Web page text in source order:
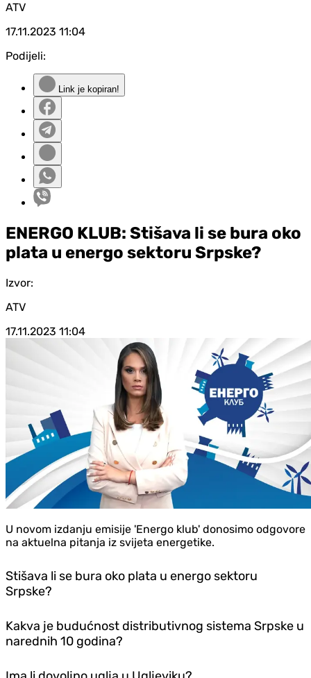
ATV
17.11.2023 11:04
Podijeli:
Link je kopiran!
ENERGO KLUB: Stišava li se bura oko
plata u energo sektoru Srpske?
Izvor:
ATV
17.11.2023 11:04
U novom izdanju emisije 'Energo klub' donosimo odgovore
na aktuelna pitanja iz svijeta energetike.
Stišava li se bura oko plata u energo sektoru
Srpske?
Kakva je budućnost distributivnog sistema Srpske u
narednih 10 godina?